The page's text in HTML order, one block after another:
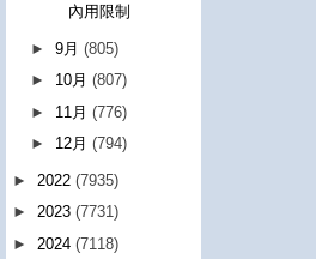
內用限制
►9月(805)
► 10月(807)
► 11月(776)
► 12月(794)
► 2022 (7935)
► 2023 (7731)
► 2024 (7118)